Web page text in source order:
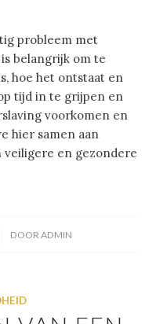
probleem met
belangrijk om te
hoe het ontstaat en
tijd in te grijpen en
voorkomen en
hier samen aan
en gezondere
DOORADMIN